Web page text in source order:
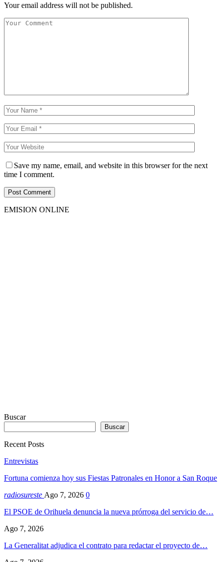
Your email address will not be published.
Save my name, email, and website in this browser for the next
time I comment.
EMISION ONLINE
Buscar
Buscar
Recent Posts
Entrevistas
Fortuna comienza hoy sus Fiestas Patronales en Honor a San Roque
radiosureste Ago 7, 2026 0
El PSOE de Orihuela denuncia la nueva prórroga del servicio de…
Ago 7, 2026
La Generalitat adjudica el contrato para redactar el proyecto de…